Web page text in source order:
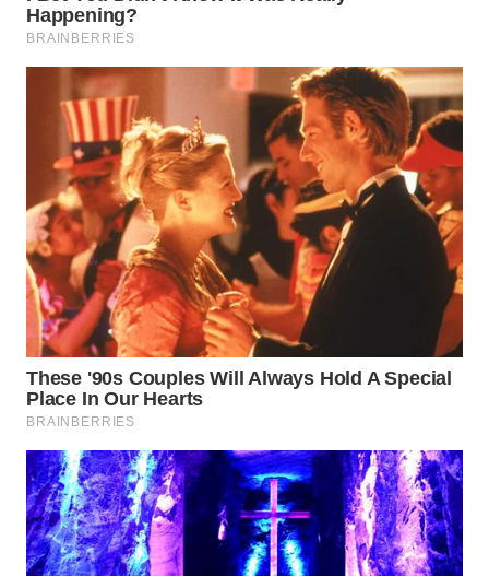
WAHANA
TRAVEL
WAHANA
TV
WAHANANEWS
ID
WAHANANEWS
CO ID
WAHANANEWS
NET
WAHANA
SPORT
WAHANA
UMKM